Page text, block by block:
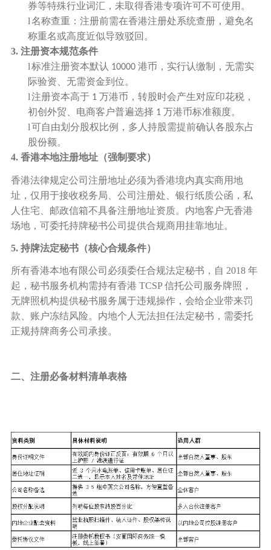
券等特殊行业词汇，未取得香港专项许可不可使用。
l名称查重：注册前需在香港注册处系统查册，避免名
称重名或高度近似导致驳回。
3. 注册资本规范条件
l标准注册资本默认 10000 港币，实行认缴制，无需实
际验资、无需资金到位。
l注册资本高于1 万港币，转股时会产生对应印花税，
初创外贸、电商客户普遍选择 1 万港币标准额度。
l可自由划分股权比例，多人持股需提前确认各股东占
股份额。
4. 香港本地注册地址（强制要求）
香港法律规定公司注册地址必须为香港境内真实商用地
址，仅用于接收税务局、公司注册处、银行纸质公函，私
人住宅、邮政信箱不具备注册地址资质。内地客户无香港
场地，可委托持牌秘书公司提供合规商用挂靠地址。
5. 持牌法定秘书（核心合规条件）
所有香港本地有限公司必须委任合规法定秘书，自 2018 年
起，秘书服务机构需持有香港 TCSP 信托公司服务牌照，
无牌照机构提供秘书服务属于违规操作，会给企业带来罚
款、账户冻结风险。内地个人无法担任法定秘书，需委托
正规持牌商务公司承接。
二、 注册必备材料清单表格